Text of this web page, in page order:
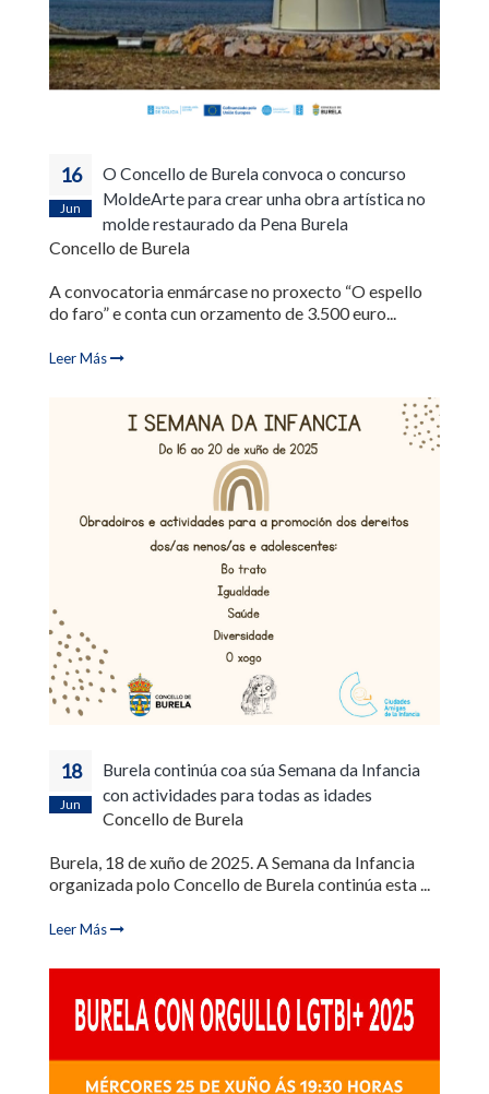
16
Jun
O Concello de Burela convoca o concurso
MoldeArte para crear unha obra artística no
molde restaurado da Pena Burela
Concello de Burela
A convocatoria enmárcase no proxecto “O espello
do faro” e conta cun orzamento de 3.500 euro...
Leer Más
18
Jun
Burela continúa coa súa Semana da Infancia
con actividades para todas as idades
Concello de Burela
Burela, 18 de xuño de 2025. A Semana da Infancia
organizada polo Concello de Burela continúa esta ...
Leer Más